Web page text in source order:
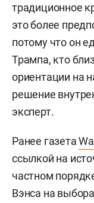
традиционное
это более
потому что он
Трампа, кто
ориентации на
решение
эксперт.
Ранее газета
ссылкой на
частном
Вэнса на